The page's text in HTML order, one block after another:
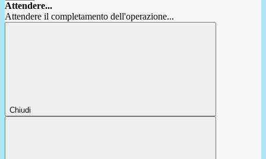
Attendere...
Attendere il completamento dell'operazione...
Chiudi